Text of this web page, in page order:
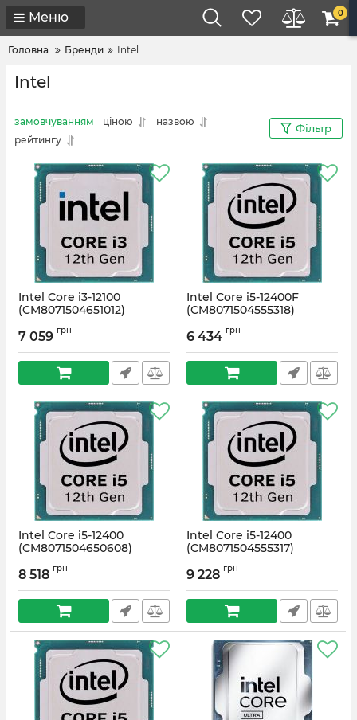
Меню 0
Головна Бренди Intel
Intel
замовчуванням ціною
назвою
рейтингу
Фільтр
Intel Core i3-12100
(CM8071504651012)
7 059 грн
Intel Core i5-12400F
(CM8071504555318)
6 434 грн
Intel Core i5-12400
(CM8071504650608)
8 518 грн
Intel Core i5-12400
(CM8071504555317)
9 228 грн